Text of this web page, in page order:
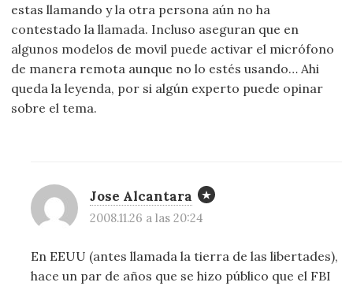
estas llamando y la otra persona aún no ha
contestado la llamada. Incluso aseguran que en
algunos modelos de movil puede activar el micrófono
de manera remota aunque no lo estés usando… Ahi
queda la leyenda, por si algún experto puede opinar
sobre el tema.
Jose Alcantara
2008.11.26 a las 20:24
En EEUU (antes llamada la tierra de las libertades),
hace un par de años que se hizo público que el FBI